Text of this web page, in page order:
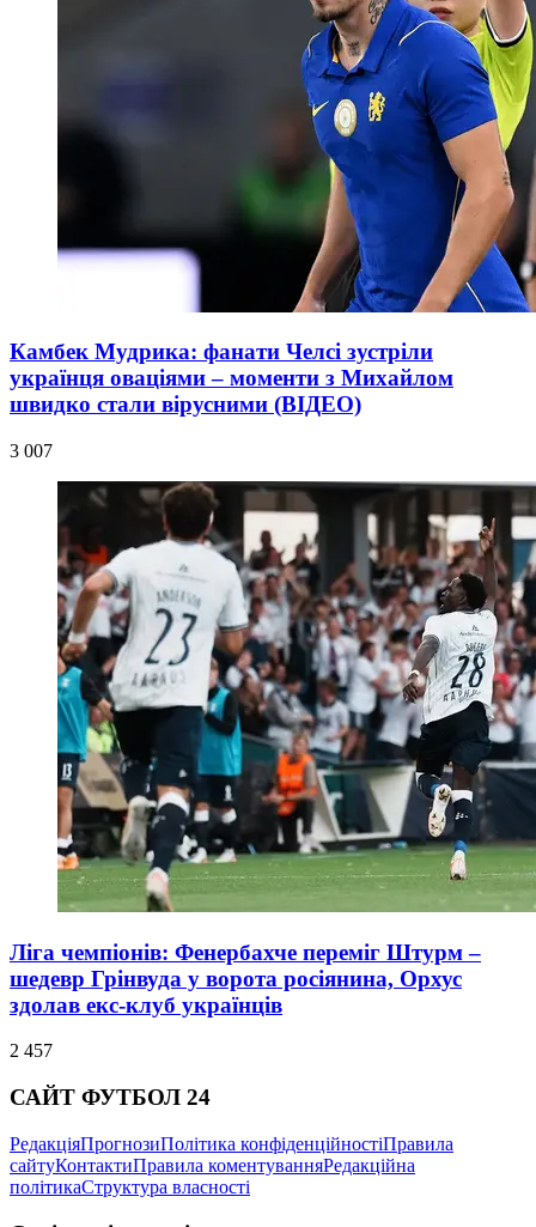
Камбек Мудрика: фанати Челсі зустріли
українця оваціями – моменти з Михайлом
швидко стали вірусними (ВІДЕО)
3 007
Ліга чемпіонів: Фенербахче переміг Штурм –
шедевр Грінвуда у ворота росіянина, Орхус
здолав екс-клуб українців
2 457
САЙТ ФУТБОЛ 24
РедакціяПрогнозиПолітика конфіденційностіПравила
сайтуКонтактиПравила коментуванняРедакційна
політикаСтруктура власності